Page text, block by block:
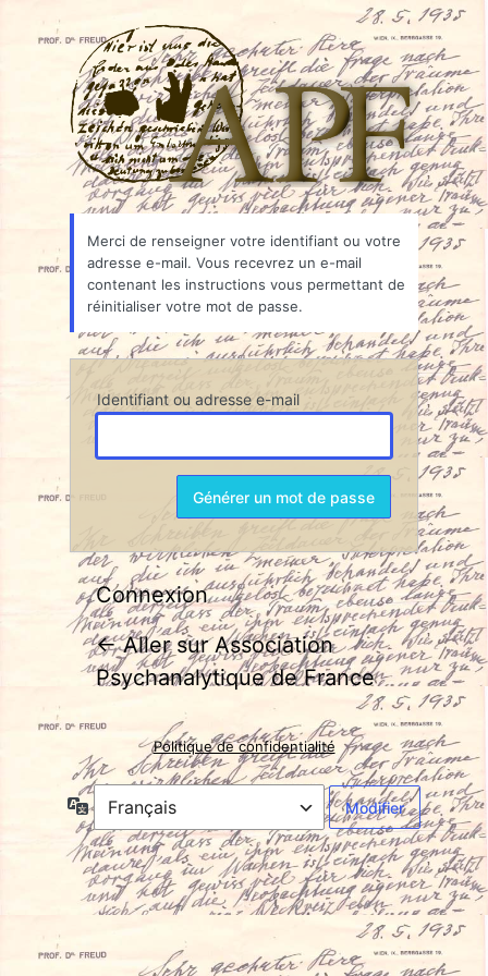
passe
oublié
Merci de renseigner votre identifiant ou votre
adresse e-mail. Vous recevrez un e-mail
contenant les instructions vous permettant de
réinitialiser votre mot de passe.
Identifiant ou adresse e-mail
Connexion
← Aller sur Association
Psychanalytique de France
Politique de confidentialité
Langue